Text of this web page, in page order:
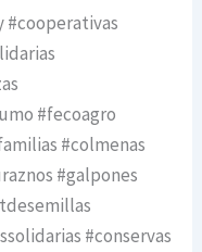
#cooperativas
#fecoagro
#colmenas
#galpones
#conservas